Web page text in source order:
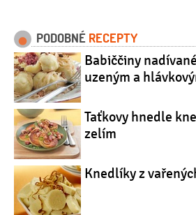
PODOBNÉ RECEPTY
Babiččiny
uzeným a
Taťkovy hnedle
zelím
Knedlíky z